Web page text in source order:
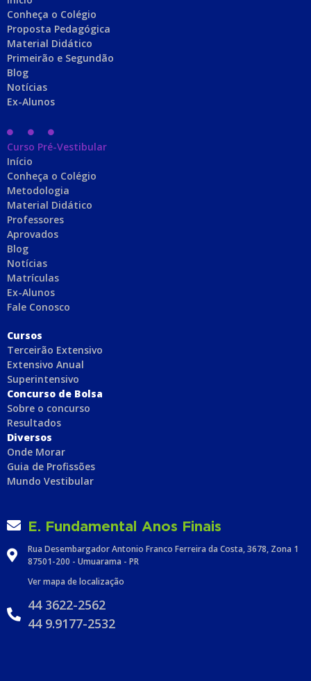
Conheça o Colégio
Proposta Pedagógica
Material Didático
Primeirão e Segundão
Blog
Notícias
Ex-Alunos
Curso Pré-Vestibular
Início
Conheça o Colégio
Metodologia
Material Didático
Professores
Aprovados
Blog
Notícias
Matrículas
Ex-Alunos
Fale Conosco
Cursos
Terceirão Extensivo
Extensivo Anual
Superintensivo
Concurso de Bolsa
Sobre o concurso
Resultados
Diversos
Onde Morar
Guia de Profissões
Mundo Vestibular
E. Fundamental Anos Finais
Rua Desembargador Antonio Franco Ferreira da Costa, 3678, Zona 1
87501-200 - Umuarama - PR
Ver mapa de localização
44 3622-2562
44 9.9177-2532